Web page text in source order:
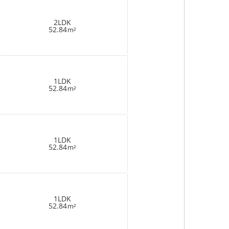
2LDK
52.84m²
1LDK
52.84m²
1LDK
52.84m²
1LDK
52.84m²